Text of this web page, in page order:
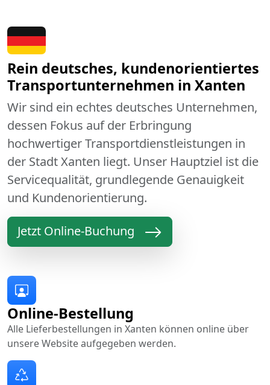
Rein deutsches, kundenorientiertes
Transportunternehmen in Xanten
Wir sind ein echtes deutsches Unternehmen,
dessen Fokus auf der Erbringung
hochwertiger Transportdienstleistungen in
der Stadt Xanten liegt. Unser Hauptziel ist die
Servicequalität, grundlegende Genauigkeit
und Kundenorientierung.
Jetzt Online-Buchung
Online-Bestellung
Alle Lieferbestellungen in Xanten können online über
unsere Website aufgegeben werden.